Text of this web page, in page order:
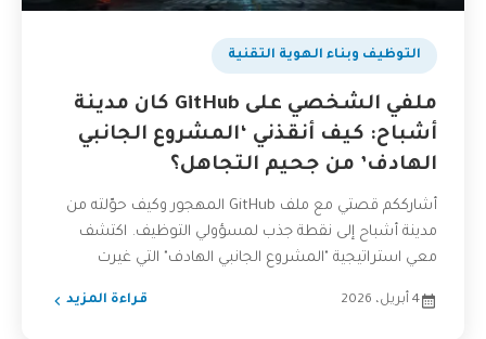
التوظيف وبناء الهوية التقنية
ملفي الشخصي على GitHub كان مدينة
أشباح: كيف أنقذني ‘المشروع الجانبي
الهادف’ من جحيم التجاهل؟
أشارككم قصتي مع ملف GitHub المهجور وكيف حوّلته من
مدينة أشباح إلى نقطة جذب لمسؤولي التوظيف. اكتشف
معي استراتيجية "المشروع الجانبي الهادف" التي غيرت
4 أبريل، 2026 قراءة المزيد